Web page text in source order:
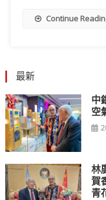
Continue
最新
中
空
林
賀
青